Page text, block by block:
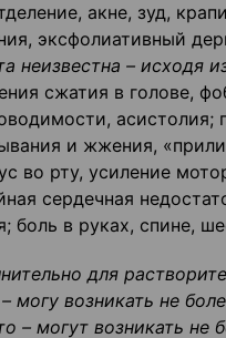
акне, зуд,
эксфолиативный
неизвестна – исходя
сжатия в голове,
и жжения,
во рту, усиление
сердечная
боль в руках, спине,
для
могу возникать не
– могут возникать не